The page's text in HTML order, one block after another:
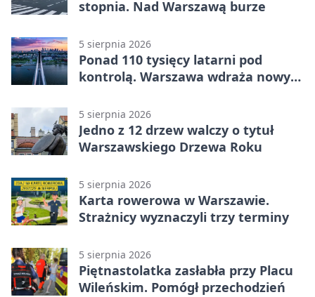
stopnia. Nad Warszawą burze
5 sierpnia 2026
Ponad 110 tysięcy latarni pod
kontrolą. Warszawa wdraża nowy
5 sierpnia 2026
Jedno z 12 drzew walczy o tytuł
Warszawskiego Drzewa Roku
5 sierpnia 2026
Karta rowerowa w Warszawie.
Strażnicy wyznaczyli trzy terminy
5 sierpnia 2026
Piętnastolatka zasłabła przy Placu
Wileńskim. Pomógł przechodzień